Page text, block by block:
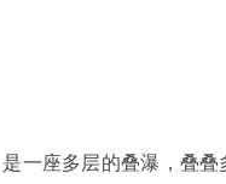
一座多层的叠瀑，叠